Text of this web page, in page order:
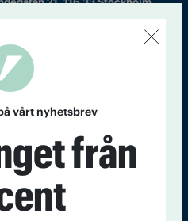
Barbro Janson Lundkvist,
Tidningsarkiv In English
vårt nyhetsbrev
från